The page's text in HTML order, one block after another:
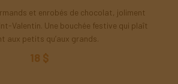
et enrobés de chocolat, joliment
Valentin. Une bouchée festive qui plaît
aux petits qu’aux grands.
18 $